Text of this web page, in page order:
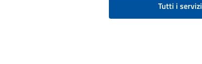
Tutti i servizi